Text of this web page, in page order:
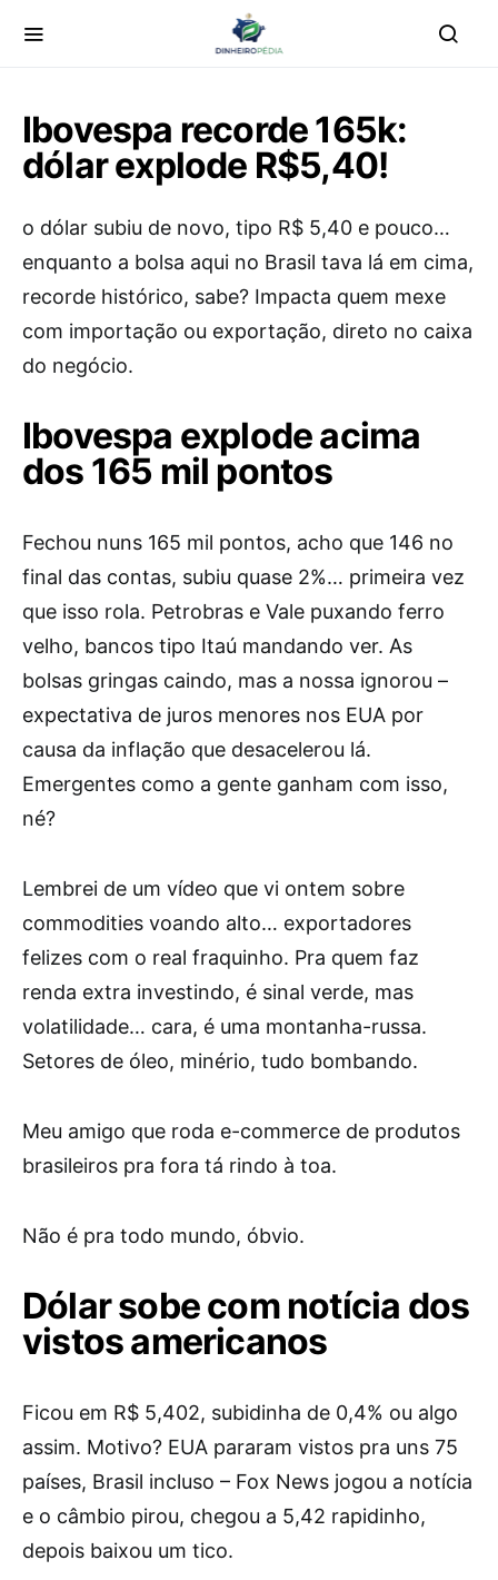
Ibovespa recorde 165k:
dólar explode R$5,40!
o dólar subiu de novo, tipo R$ 5,40 e pouco…
enquanto a bolsa aqui no Brasil tava lá em cima,
recorde histórico, sabe? Impacta quem mexe
com importação ou exportação, direto no caixa
do negócio.
Ibovespa explode acima
dos 165 mil pontos
Fechou nuns 165 mil pontos, acho que 146 no
final das contas, subiu quase 2%… primeira vez
que isso rola. Petrobras e Vale puxando ferro
velho, bancos tipo Itaú mandando ver. As
bolsas gringas caindo, mas a nossa ignorou –
expectativa de juros menores nos EUA por
causa da inflação que desacelerou lá.
Emergentes como a gente ganham com isso,
né?
Lembrei de um vídeo que vi ontem sobre
commodities voando alto… exportadores
felizes com o real fraquinho. Pra quem faz
renda extra investindo, é sinal verde, mas
volatilidade… cara, é uma montanha-russa.
Setores de óleo, minério, tudo bombando.
Meu amigo que roda e-commerce de produtos
brasileiros pra fora tá rindo à toa.
Não é pra todo mundo, óbvio.
Dólar sobe com notícia dos
vistos americanos
Ficou em R$ 5,402, subidinha de 0,4% ou algo
assim. Motivo? EUA pararam vistos pra uns 75
países, Brasil incluso – Fox News jogou a notícia
e o câmbio pirou, chegou a 5,42 rapidinho,
depois baixou um tico.